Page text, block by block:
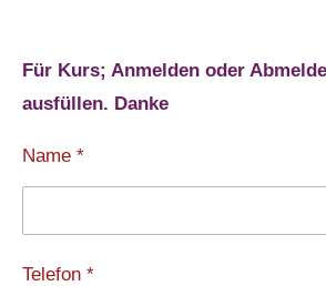
Für Kurs; Anmelden oder
ausfüllen. Danke
Name *
Telefon *